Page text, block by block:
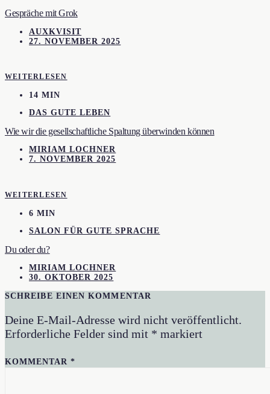
Gespräche mit Grok
AUXKVISIT
27. NOVEMBER 2025
WEITERLESEN
14 MIN
DAS GUTE LEBEN
Wie wir die gesellschaftliche Spaltung überwinden können
MIRIAM LOCHNER
7. NOVEMBER 2025
WEITERLESEN
6 MIN
SALON FÜR GUTE SPRACHE
Du oder du?
MIRIAM LOCHNER
30. OKTOBER 2025
SCHREIBE EINEN KOMMENTAR
Deine E-Mail-Adresse wird nicht veröffentlicht.
Erforderliche Felder sind mit * markiert
KOMMENTAR*